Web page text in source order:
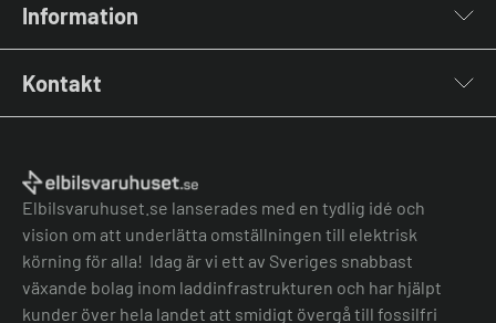
Laddkablar
Kabelhållare
Stolpar & Fästen
Information
Lastbalansering
Grön teknik bidrag
Jämför laddboxar
Köpvillkor
Kontakt
Elbilsvaruhuset.se lanserades med en tydlig idé och
vision om att underlätta omställningen till elektrisk
körning för alla! Idag är vi ett av Sveriges snabbast
växande bolag inom laddinfrastrukturen och har hjälpt
kunder över hela landet att smidigt övergå till fossilfri